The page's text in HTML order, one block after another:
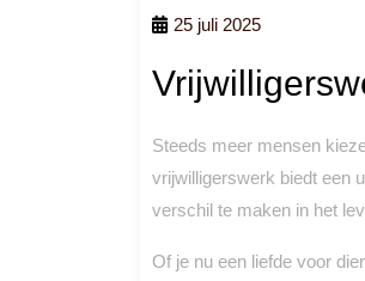
25 juli 2025
Steeds meer mensen
vrijwilligerswerk biedt een
verschil te maken in het
Of je nu een liefde voor